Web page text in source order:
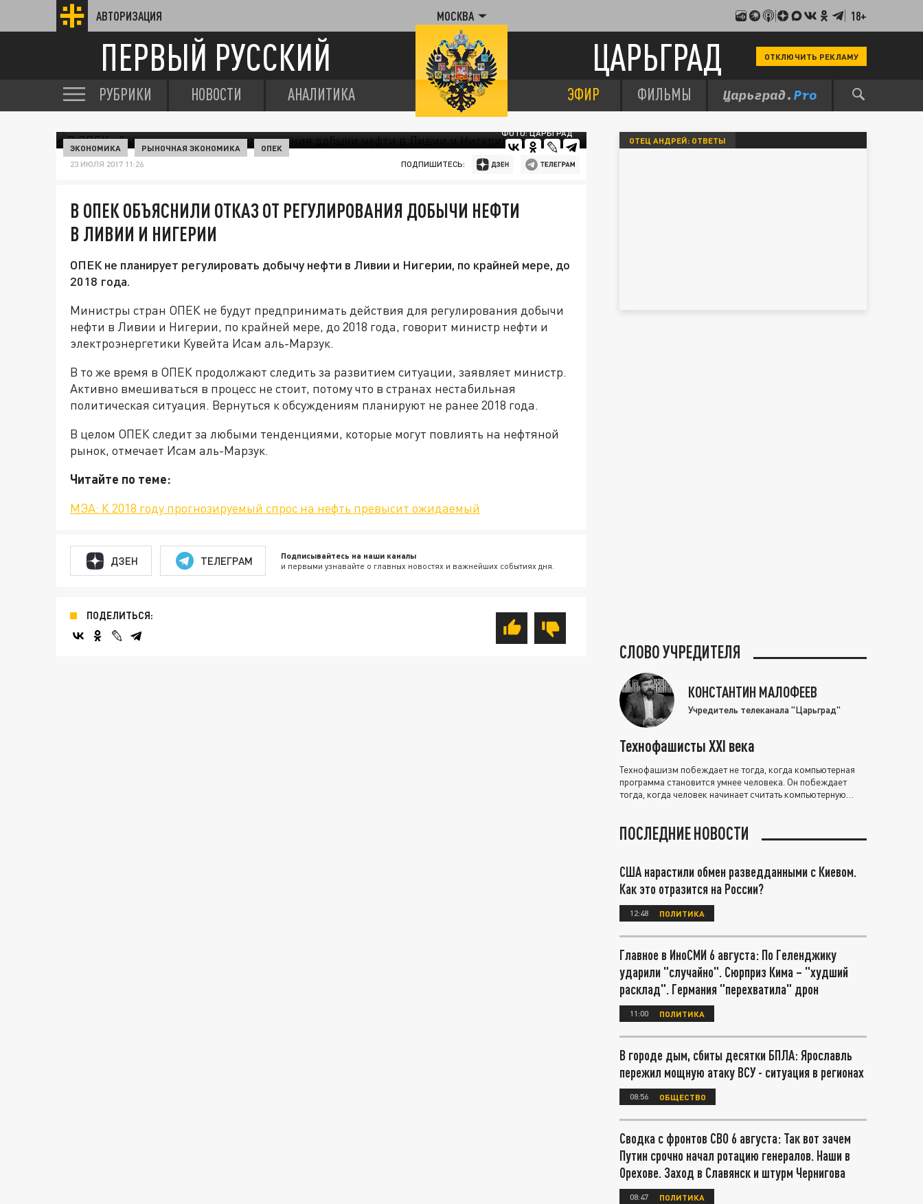
АВТОРИЗАЦИЯ МОСКВА 18+
ПЕРВЫЙ РУССКИЙ ЦАРЬГРАД ОТКЛЮЧИТЬ РЕКЛАМУ
РУБРИКИ НОВОСТИ АНАЛИТИКА ЭФИР ФИЛЬМЫ
ФОТО: ЦАРЬГРАД
ЭКОНОМИКА РЫНОЧНАЯ ЭКОНОМИКА ОПЕК
23 ИЮЛЯ 2017 11:26 ПОДПИШИТЕСЬ:
В ОПЕК ОБЪЯСНИЛИ ОТКАЗ ОТ РЕГУЛИРОВАНИЯ ДОБЫЧИ НЕФТИ
В ЛИВИИ И НИГЕРИИ
ОПЕК не планирует регулировать добычу нефти в Ливии и Нигерии, по крайней мере, до
2018 года.
Министры стран ОПЕК не будут предпринимать действия для регулирования добычи
нефти в Ливии и Нигерии, по крайней мере, до 2018 года, говорит министр нефти и
электроэнергетики Кувейта Исам аль-Марзук.
В то же время в ОПЕК продолжают следить за развитием ситуации, заявляет министр.
Активно вмешиваться в процесс не стоит, потому что в странах нестабильная
политическая ситуация. Вернуться к обсуждениям планируют не ранее 2018 года.
В целом ОПЕК следит за любыми тенденциями, которые могут повлиять на нефтяной
рынок, отмечает Исам аль-Марзук.
Читайте по теме:
МЭА: К 2018 году прогнозируемый спрос на нефть превысит ожидаемый
ДЗЕН ТЕЛЕГРАМ Подписывайтесь на наши каналы
и первыми узнавайте о главных новостях и важнейших событиях дня.
ПОДЕЛИТЬСЯ:
ОТЕЦ АНДРЕЙ: ОТВЕТЫ
СЛОВО УЧРЕДИТЕЛЯ
КОНСТАНТИН МАЛОФЕЕВ
Учредитель телеканала "Царьград"
Технофашисты XXI века
Технофашизм побеждает не тогда, когда компьютерная
программа становится умнее человека. Он побеждает
тогда, когда человек начинает считать компьютерную
ПОСЛЕДНИЕ НОВОСТИ
США нарастили обмен разведданными с Киевом.
Как это отразится на России?
12:48 ПОЛИТИКА
Главное в ИноСМИ 6 августа: По Геленджику
ударили "случайно". Сюрприз Кима – "худший
расклад". Германия "перехватила" дрон
11:00 ПОЛИТИКА
В городе дым, сбиты десятки БПЛА: Ярославль
пережил мощную атаку ВСУ - ситуация в регионах
08:56 ОБЩЕСТВО
Сводка с фронтов СВО 6 августа: Так вот зачем
Путин срочно начал ротацию генералов. Наши в
Орехове. Заход в Славянск и штурм Чернигова
08:47 ПОЛИТИКА